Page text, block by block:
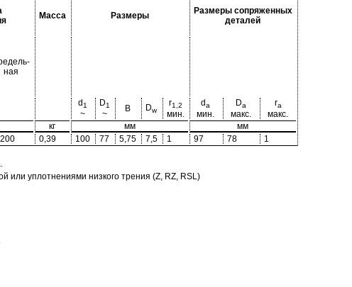
Масса Размеры
Размеры сопряженных
деталей
ная
d1
~
D1
~
B Dw
r1,2
мин.
da
мин.
Da
макс.
ra
макс.
кг мм
мм
0,39 100 77 5,75 7,5 1 97 78 1
уплотнениями низкого трения (Z, RZ, RSL)